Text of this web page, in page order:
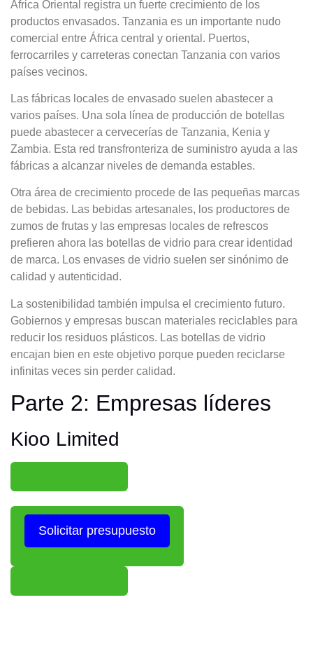
África Oriental registra un fuerte crecimiento de los
productos envasados. Tanzania es un importante nudo
comercial entre África central y oriental. Puertos,
ferrocarriles y carreteras conectan Tanzania con varios
países vecinos.
Las fábricas locales de envasado suelen abastecer a
varios países. Una sola línea de producción de botellas
puede abastecer a cervecerías de Tanzania, Kenia y
Zambia. Esta red transfronteriza de suministro ayuda a las
fábricas a alcanzar niveles de demanda estables.
Otra área de crecimiento procede de las pequeñas marcas
de bebidas. Las bebidas artesanales, los productores de
zumos de frutas y las empresas locales de refrescos
prefieren ahora las botellas de vidrio para crear identidad
de marca. Los envases de vidrio suelen ser sinónimo de
calidad y autenticidad.
La sostenibilidad también impulsa el crecimiento futuro.
Gobiernos y empresas buscan materiales reciclables para
reducir los residuos plásticos. Las botellas de vidrio
encajan bien en este objetivo porque pueden reciclarse
infinitas veces sin perder calidad.
Parte 2: Empresas líderes
Kioo Limited
Solicitar presupuesto